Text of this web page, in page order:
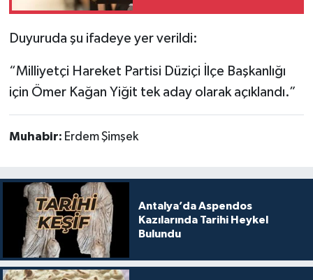
Duyuruda şu ifadeye yer verildi:
“Milliyetçi Hareket Partisi Düziçi İlçe Başkanlığı
için Ömer Kağan Yiğit tek aday olarak açıklandı.”
Muhabir: Erdem Şimşek
Antalya’da Aspendos
Kazılarında Tarihi Heykel
Bulundu